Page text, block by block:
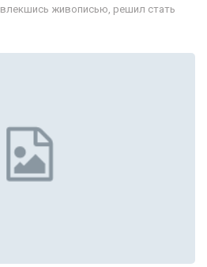
живописью, решил стать